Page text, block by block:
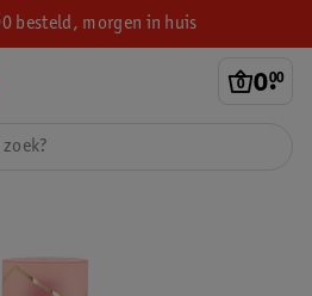
besteld, morgen in huis
0.
00